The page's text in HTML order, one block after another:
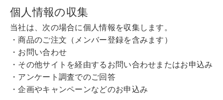
個人情報の収集
当社は、次の場合に個人情報を収集します。
・商品のご注文（メンバー登録を含みます）
・お問い合わせ
・その他サイトを経由するお問い合わせまたはお申込み
・アンケート調査でのご回答
・企画やキャンペーンなどのお申込み